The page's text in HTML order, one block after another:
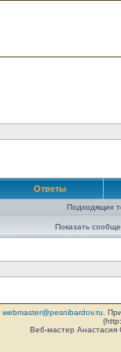
Ответы
Подходящих
Показать
webmaster@pesnibardov.ru .
Веб-мастер